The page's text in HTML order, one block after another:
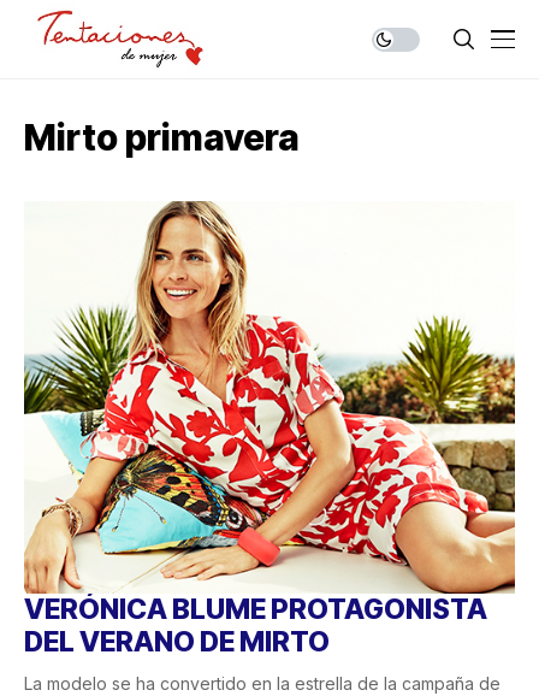
Mirto primavera
VERÓNICA BLUME PROTAGONISTA
DEL VERANO DE MIRTO
La modelo se ha convertido en la estrella de la campaña de